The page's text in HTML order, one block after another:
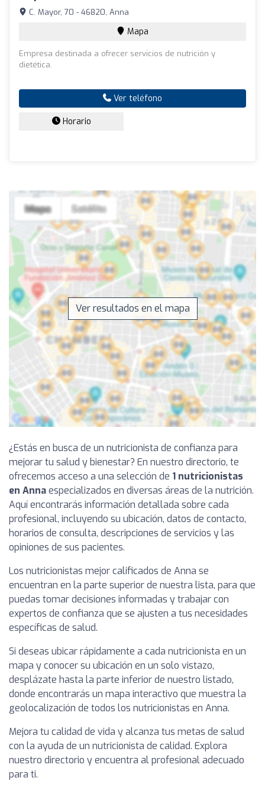
C. Mayor, 70 - 46820, Anna
Mapa
Empresa destinada a ofrecer servicios de nutrición y
dietética.
Ver teléfono
Horario
Ver resultados en el mapa
¿Estás en busca de un nutricionista de confianza para
mejorar tu salud y bienestar? En nuestro directorio, te
ofrecemos acceso a una selección de 1 nutricionistas
en Annaespecializados en diversas áreas de la nutrición.
Aquí encontrarás información detallada sobre cada
profesional, incluyendo su ubicación, datos de contacto,
horarios de consulta, descripciones de servicios y las
opiniones de sus pacientes.
Los nutricionistas mejor calificados de Anna se
encuentran en la parte superior de nuestra lista, para que
puedas tomar decisiones informadas y trabajar con
expertos de confianza que se ajusten a tus necesidades
específicas de salud.
Si deseas ubicar rápidamente a cada nutricionista en un
mapa y conocer su ubicación en un solo vistazo,
desplázate hasta la parte inferior de nuestro listado,
donde encontrarás un mapa interactivo que muestra la
geolocalización de todos los nutricionistas en Anna.
Mejora tu calidad de vida y alcanza tus metas de salud
con la ayuda de un nutricionista de calidad. Explora
nuestro directorio y encuentra al profesional adecuado
para ti.